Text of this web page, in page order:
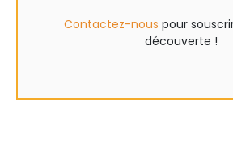
Contactez-nous pour
découverte !